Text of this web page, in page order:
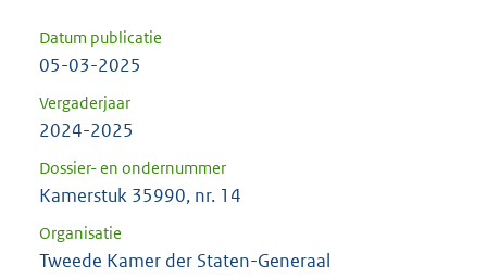
Datum publicatie
05-03-2025
Vergaderjaar
2024-2025
Dossier- en ondernummer
Kamerstuk 35990, nr. 14
Organisatie
Tweede Kamer der Staten-Generaal